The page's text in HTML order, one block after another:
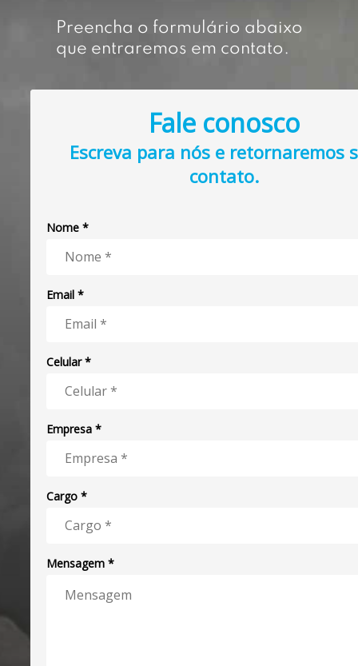
Preencha o formulário abaixo
que entraremos em contato.